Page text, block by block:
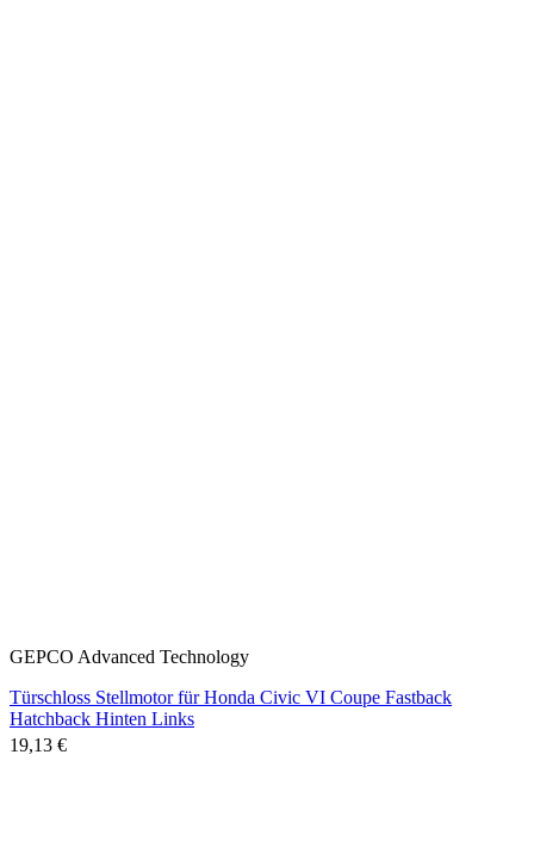
GEPCO Advanced Technology
Türschloss Stellmotor für Honda Civic VI Coupe Fastback
Hatchback Hinten Links
19,13 €